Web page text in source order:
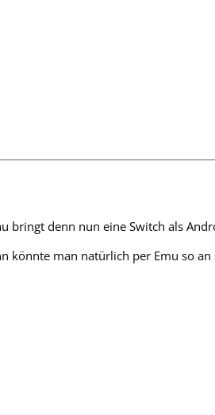
bringt denn nun eine Switch als
könnte man natürlich per Emu so